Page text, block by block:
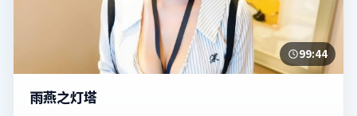
99:44
雨燕之灯塔